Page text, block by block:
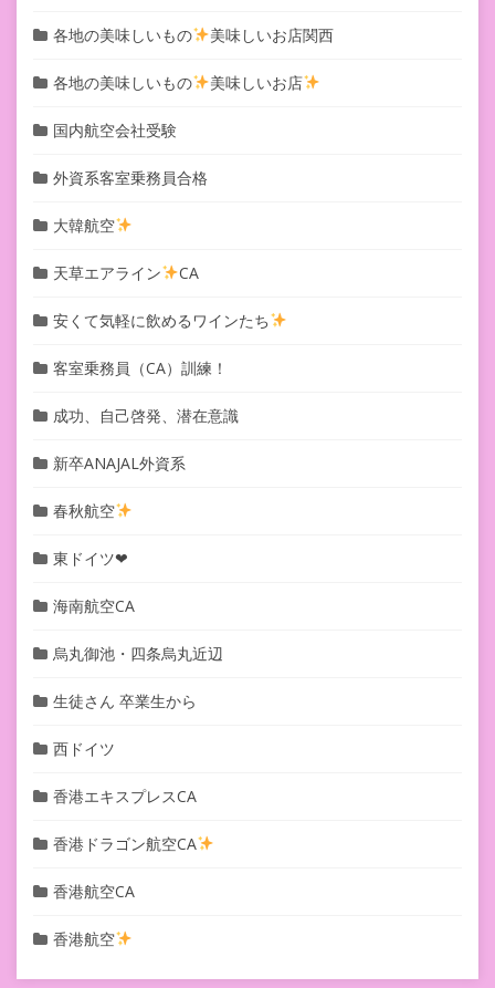
各地の美味しいもの 美味しいお店関西
各地の美味しいもの 美味しいお店
国内航空会社受験
外資系客室乗務員合格
大韓航空
天草エアライン CA
安くて気軽に飲めるワインたち
客室乗務員（CA）訓練！
成功、自己啓発、潜在意識
新卒ANAJAL外資系
春秋航空
東ドイツ❤︎
海南航空CA
烏丸御池・四条烏丸近辺
生徒さん 卒業生から
西ドイツ
香港エキスプレスCA
香港ドラゴン航空CA
香港航空CA
香港航空